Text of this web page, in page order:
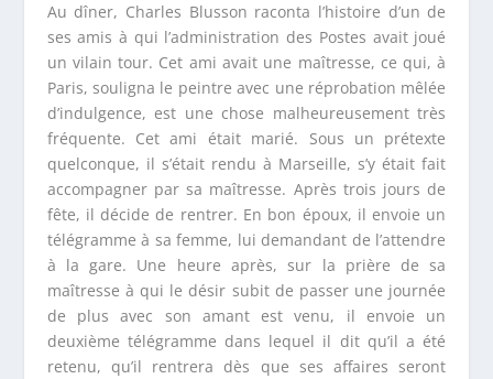
Au dîner, Charles Blusson raconta l’histoire d’un de
ses amis à qui l’administration des Postes avait joué
un vilain tour. Cet ami avait une maîtresse, ce qui, à
Paris, souligna le peintre avec une réprobation mêlée
d’indulgence, est une chose malheureusement très
fréquente. Cet ami était marié. Sous un prétexte
quelconque, il s’était rendu à Marseille, s’y était fait
accompagner par sa maîtresse. Après trois jours de
fête, il décide de rentrer. En bon époux, il envoie un
télégramme à sa femme, lui demandant de l’attendre
à la gare. Une heure après, sur la prière de sa
maîtresse à qui le désir subit de passer une journée
de plus avec son amant est venu, il envoie un
deuxième télégramme dans lequel il dit qu’il a été
retenu, qu’il rentrera dès que ses affaires seront